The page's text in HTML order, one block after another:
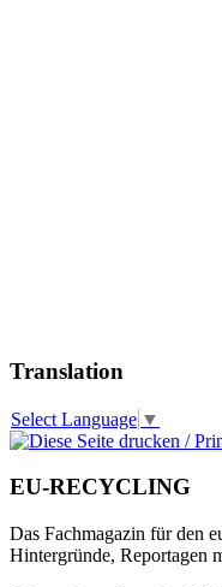
Translation
Select Language ▼
EU-RECYCLING
Das Fachmagazin für den
Hintergründe, Reportagen